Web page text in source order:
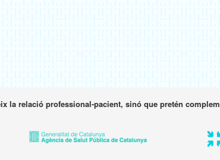
la relació professional-pacient, sinó que pretén